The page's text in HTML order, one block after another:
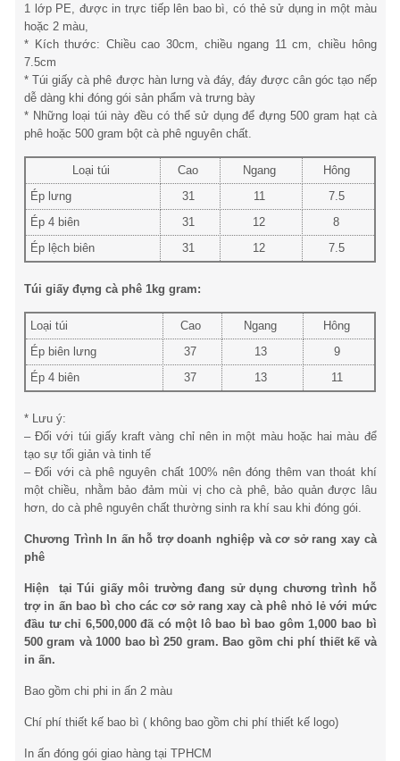
1 lớp PE, được in trực tiếp lên bao bì, có thẻ sử dụng in một màu
hoặc 2 màu,
* Kích thước: Chiều cao 30cm, chiều ngang 11 cm, chiều hông
7.5cm
* Túi giấy cà phê được hàn lưng và đáy, đáy được cân góc tạo nếp
dễ dàng khi đóng gói sản phẩm và trưng bày
* Những loại túi này đều có thể sử dụng để đựng 500 gram hạt cà
phê hoặc 500 gram bột cà phê nguyên chất.
Loại túi Cao Ngang
Hông
Ép lưng
31 11
7.5
Ép 4 biên
31 12
8
Ép lệch biên
31 12 7.5
Túi giấy đựng cà phê 1kg gram:
Loại túi Cao Ngang
Hông
Ép biên lưng
37 13
9
Ép 4 biên
37 13 11
* Lưu ý:
– Đối với túi giấy kraft vàng chỉ nên in một màu hoặc hai màu để
tạo sự tối giản và tinh tế
– Đối với cà phê nguyên chất 100% nên đóng thêm van thoát khí
một chiều, nhằm bảo đảm mùi vị cho cà phê, bảo quản được lâu
hơn, do cà phê nguyên chất thường sinh ra khí sau khi đóng gói.
Chương Trình In ấn hỗ trợ doanh nghiệp và cơ sở rang xay cà
phê
Hiện tại Túi giấy môi trường đang sử dụng chương trình hỗ
trợ in ấn bao bì cho các cơ sở rang xay cà phê nhỏ lẻ với mức
đầu tư chỉ 6,500,000 đã có một lô bao bì bao gôm 1,000 bao bì
500 gram và 1000 bao bì 250 gram. Bao gồm chi phí thiết kế và
in ấn.
Bao gồm chi phi in ấn 2 màu
Chí phí thiết kế bao bì ( không bao gồm chi phí thiết kế logo)
In ấn đóng gói giao hàng tại TPHCM